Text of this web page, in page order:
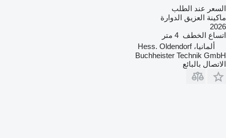
السعر عند الطلب
ماكينة العزيق الدوارة
2026
اتساع الخطف 4 متر
ألمانيا، Hess. Oldendorf
Buchheister Technik GmbH
الاتصال بالبائع